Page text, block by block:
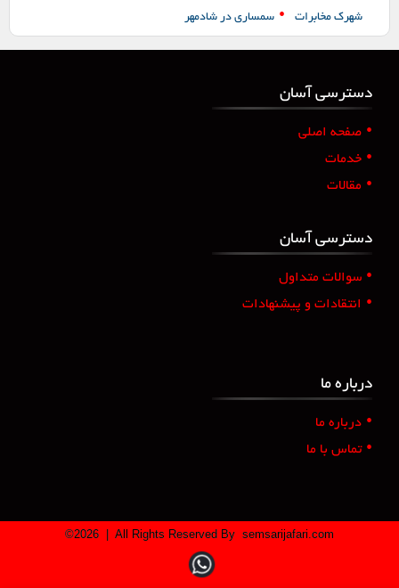
شهرک مخابرات • سمساری در شادمهر
دسترسی آسان
• صفحه اصلی
• خدمات
• مقالات
دسترسی آسان
• سوالات متداول
• انتقادات و پیشنهادات
درباره ما
• درباره ما
• تماس با ما
©2026 | All Rights Reserved By semsarijafari.com